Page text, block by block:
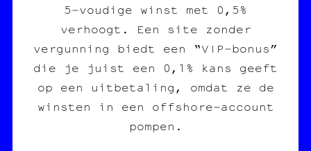
5‑voudige winst met 0,5%
verhoogt. Een site zonder
vergunning biedt een “VIP‑bonus”
die je juist een 0,1% kans geeft
op een uitbetaling, omdat ze de
winsten in een offshore‑account
pompen.